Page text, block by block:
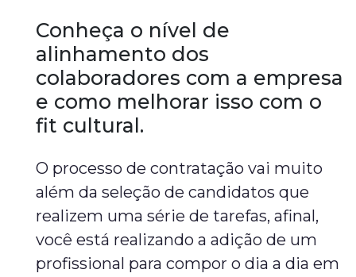
Conheça o nível de
alinhamento dos
colaboradores com a empresa
e como melhorar isso com o
fit cultural.
O processo de contratação vai muito
além da seleção de candidatos que
realizem uma série de tarefas, afinal,
você está realizando a adição de um
profissional para compor o dia a dia em